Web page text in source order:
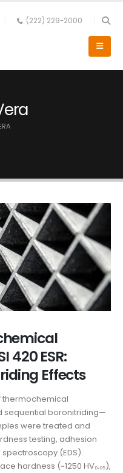
(222) 229-2000
420 ESR:
Effects
thermochemical
sequential boronitriding—
were treated and
testing, adhesion
(EDS).
hardness (~1250 HV₀.₀₅),